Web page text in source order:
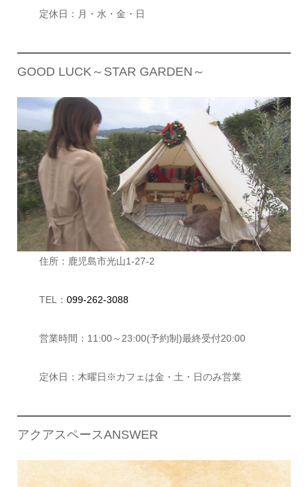
定休日：月・水・金・日
GOOD LUCK～STAR GARDEN～
住所：鹿児島市光山1-27-2
TEL： 099-262-3088
営業時間：11:00～23:00(予約制)最終受付20:00
定休日：木曜日※カフェは金・土・日のみ営業
アクアスペースANSWER